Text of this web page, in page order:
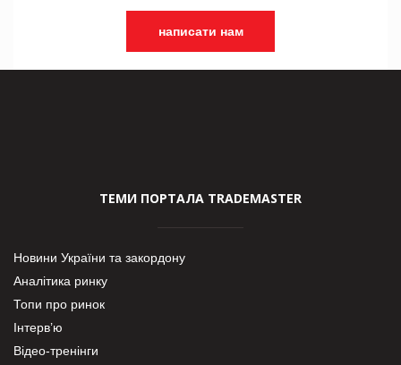
написати нам
ТЕМИ ПОРТАЛА TRADEMASTER
Новини України та закордону
Аналітика ринку
Топи про ринок
Інтерв’ю
Відео-тренінги